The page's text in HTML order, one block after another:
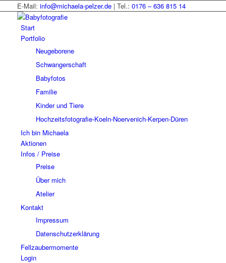
E-Mail: info@michaela-pelzer.de| Tel.: 0176 – 636 815 14
Start
Portfolio
Neugeborene
Schwangerschaft
Babyfotos
Familie
Kinder und Tiere
Hochzeitsfotografie-Koeln-Noervenich-Kerpen-Düren
Ich bin Michaela
Aktionen
Infos / Preise
Preise
Über mich
Atelier
Kontakt
Impressum
Datenschutzerklärung
Fellzaubermomente
Login